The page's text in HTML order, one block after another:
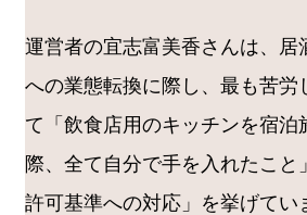
運営者の宜志富美香さんは、居
への業態転換に際し、最も苦労
て「飲食店用のキッチンを宿泊
際、全て自分で手を入れたこと
許可基準への対応」を挙げてい